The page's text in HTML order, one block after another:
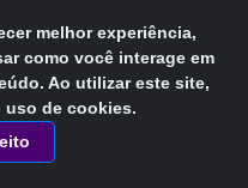
melhor experiência,
como você interage em
Ao utilizar este site,
uso de cookies.
os direitos reservados
ARTS